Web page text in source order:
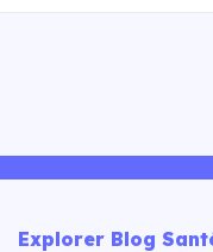
Explorer Blog